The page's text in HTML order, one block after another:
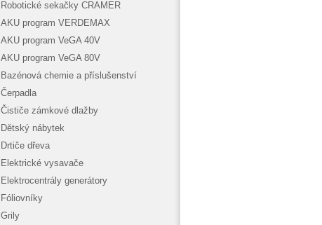
Robotické sekačky CRAMER
AKU program VERDEMAX
AKU program VeGA 40V
AKU program VeGA 80V
Bazénová chemie a příslušenství
Čerpadla
Čističe zámkové dlažby
Dětský nábytek
Drtiče dřeva
Elektrické vysavače
Elektrocentrály generátory
Fóliovníky
Grily